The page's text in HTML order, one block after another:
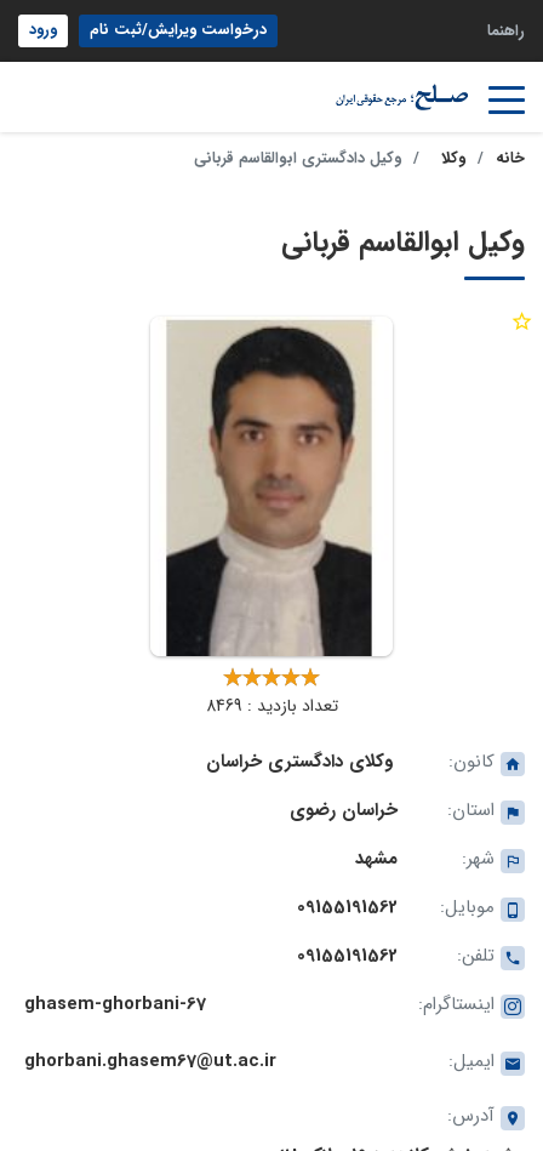
راهنما درخواست ویرایش/ثبت نام ورود
خانه وکلا وکیل دادگستری ابوالقاسم قربانی
وکیل ابوالقاسم قربانی
تعداد بازدید : 8469
کانون:
وکلای دادگستری خراسان
استان:
خراسان رضوی
شهر:
مشهد
موبایل:
09155191562
تلفن:
09155191562
اینستاگرام:
ghasem-ghorbani-67
ایمیل:
ghorbani.ghasem67@ut.ac.ir
آدرس: